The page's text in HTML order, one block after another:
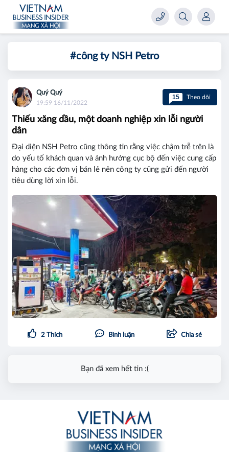
#công ty NSH Petro
Quý Quý
19:59 16/11/2022
15 Theo dõi
Thiếu xăng dầu, một doanh nghiệp xin lỗi người
dân
Đại diện NSH Petro cũng thông tin rằng việc chậm trễ trên là
do yếu tố khách quan và ảnh hưởng cục bộ đến việc cung cấp
hàng cho các đơn vị bán lẻ nên công ty cũng gửi đến người
tiêu dùng lời xin lỗi.
2 Thích Bình luận Chia sẻ
Bạn đã xem hết tin :(